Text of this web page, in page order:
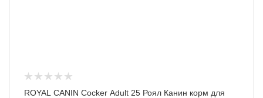
ROYAL CANIN Cocker Adult 25 Роял Канин корм для